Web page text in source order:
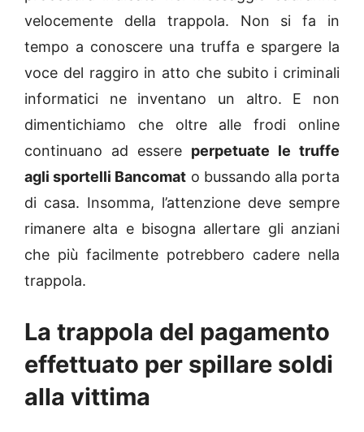
velocemente della trappola. Non si fa in
tempo a conoscere una truffa e spargere la
voce del raggiro in atto che subito i criminali
informatici ne inventano un altro. E non
dimentichiamo che oltre alle frodi online
continuano ad essere perpetuate le truffe
agli sportelli Bancomat o bussando alla porta
di casa. Insomma, l’attenzione deve sempre
rimanere alta e bisogna allertare gli anziani
che più facilmente potrebbero cadere nella
trappola.
La trappola del pagamento
effettuato per spillare soldi
alla vittima